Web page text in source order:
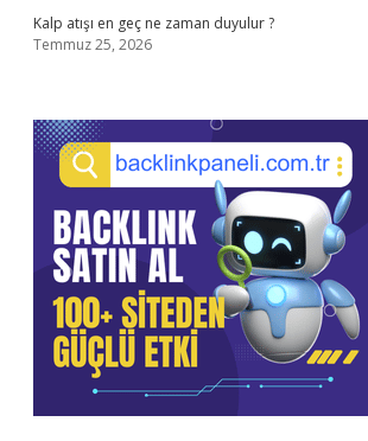
Kalp atışı en geç ne zaman duyulur ?
Temmuz 25, 2026